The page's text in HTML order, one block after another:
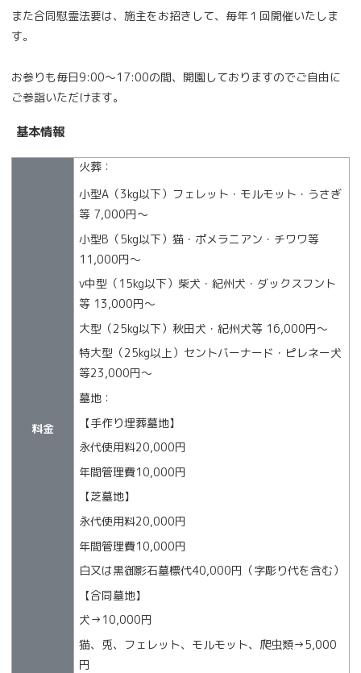
また合同慰霊法要は、施主をお招きして、毎年１回開催いたしま
す。
お参りも毎日9:00～17:00の間、開園しておりますのでご自由に
ご参詣いただけます。
基本情報
料金
火葬：
小型A（3kg以下）フェレット・モルモット・うさぎ
等 7,000円〜
小型B（5kg以下）猫・ポメラニアン・チワワ等
11,000円〜
v中型（15kg以下）柴犬・紀州犬・ダックスフント
等 13,000円〜
大型（25kg以下）秋田犬・紀州犬等 16,000円〜
特大型（25kg以上）セントバーナード・ピレネー犬
等23,000円〜
墓地：
【手作り埋葬墓地】
永代使用料20,000円
年間管理費10,000円
【芝墓地】
永代使用料20,000円
年間管理費10,000円
白又は黒御影石墓標代40,000円（字彫り代を含む）
【合同墓地】
犬→10,000円
猫、兎、フェレット、モルモット、爬虫類→5,000
円